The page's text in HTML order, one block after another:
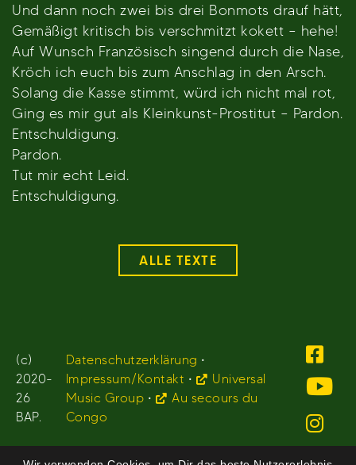
Und dann noch zwei bis drei Bonmots drauf hätt,
Gemäßigt kritisch bis verschmitzt kokett – hehe!
Auf Wunsch Französisch singend durch die Nase,
Kröch ich euch bis zum Anschlag in den Arsch.
Solang die Kasse stimmt, würd ich nicht mal rot,
Ging es mir gut als Kleinkunst-Prostitut – Pardon.
Entschuldigung.
Pardon.
Tut mir echt Leid.
Entschuldigung.
ALLE TEXTE
(c)
2020-
26
BAP.
Datenschutzerklärung •
Impressum/Kontakt •
Universal
Music Group •
Au secours du
Congo